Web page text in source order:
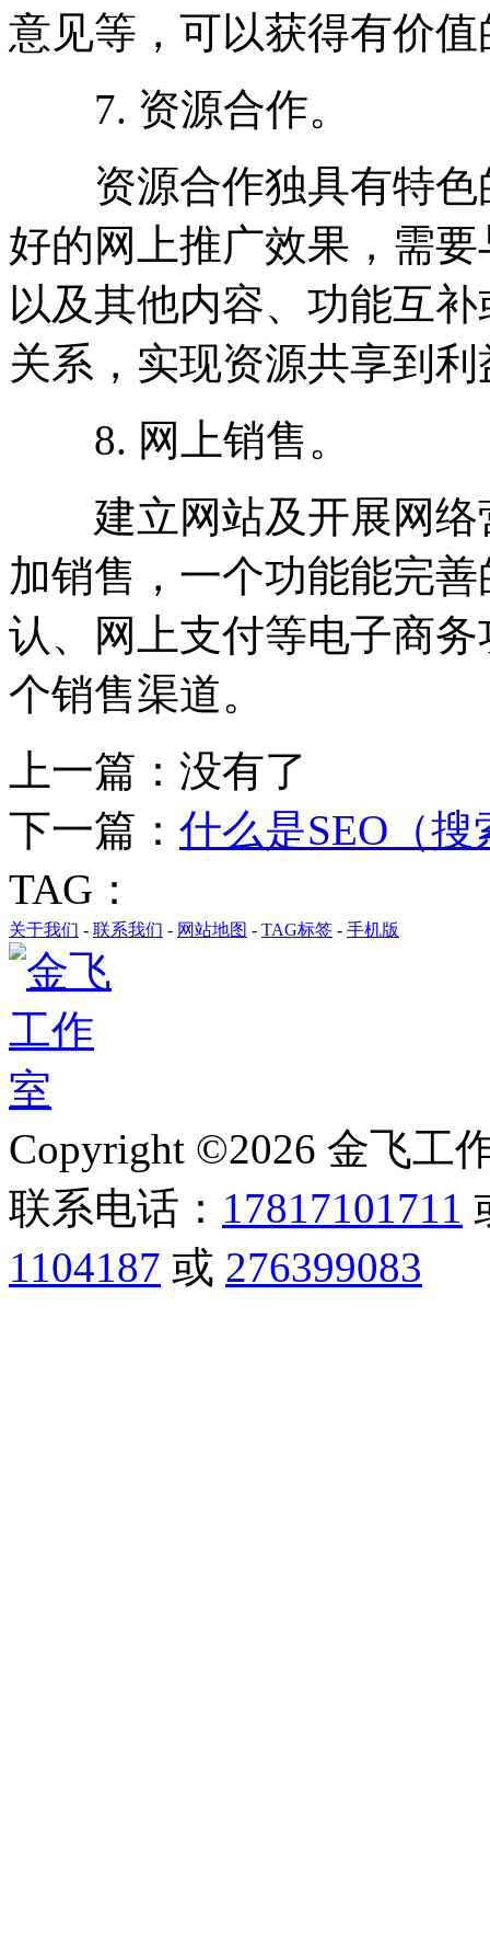
意见等，可以获得有价
7. 资源合作。
资源合作独具有特色
好的网上推广效果，需
以及其他内容、功能互
关系，实现资源共享到
8. 网上销售。
建立网站及开展网络
加销售，一个功能能完
认、网上支付等电子商
个销售渠道。
上一篇：没有了
下一篇： 什么是SEO（
TAG：
关于我们 - 联系我们 - 网站地图 - TAG标签 - 手机版
Copyright ©2026 金飞工
联系电话： 17817101711
1104187 或 276399083